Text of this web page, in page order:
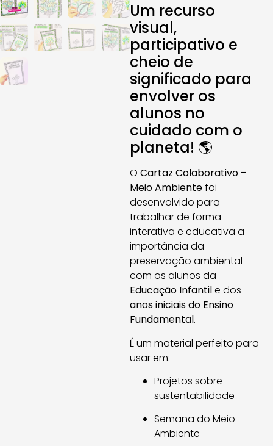
Um recurso
visual,
participativo e
cheio de
significado para
envolver os
alunos no
cuidado com o
planeta! 🌎
O Cartaz Colaborativo –
Meio Ambientefoi
desenvolvido para
trabalhar de forma
interativa e educativa a
importância da
preservação ambiental
com os alunos da
Educação Infantile dos
anos iniciais do Ensino
Fundamental.
É um material perfeito para
usar em:
Projetos sobre
sustentabilidade
Semana do Meio
Ambiente